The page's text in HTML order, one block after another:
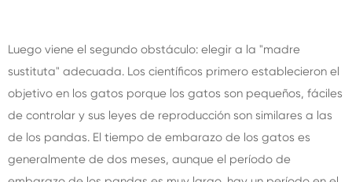
Luego viene el segundo obstáculo: elegir a la "madre
sustituta" adecuada. Los científicos primero establecieron el
objetivo en los gatos porque los gatos son pequeños, fáciles
de controlar y sus leyes de reproducción son similares a las
de los pandas. El tiempo de embarazo de los gatos es
generalmente de dos meses, aunque el período de